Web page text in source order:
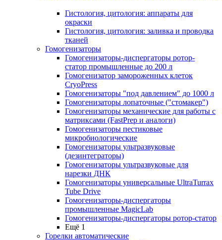
Гистология, цитология: аппараты для
окраски
Гистология, цитология: заливка и проводка
тканей
Гомогенизаторы
Гомогенизаторы-диспергаторы ротор-
статор промышленные до 200 л
Гомогенизатор замороженных клеток
CryoPress
Гомогенизаторы "под давлением" до 1000 л
Гомогенизаторы лопаточные ("стомакер")
Гомогенизаторы механические для работы с
матриксами (FastPrep и аналоги)
Гомогенизаторы пестиковые
микробиологические
Гомогенизаторы ультразвуковые
(дезинтеграторы)
Гомогенизаторы ультразвуковые для
нарезки ДНК
Гомогенизаторы универсальные UltraTurrax
Tube Drive
Гомогенизаторы-диспергаторы
промышленные MagicLab
Гомогенизаторы-диспергаторы ротор-статор
Ещё 1
Горелки автоматические